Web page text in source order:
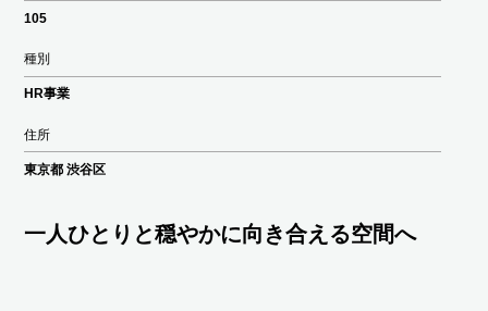
105
種別
HR事業
住所
東京都 渋谷区
一人ひとりと穏やかに向き合える空間へ